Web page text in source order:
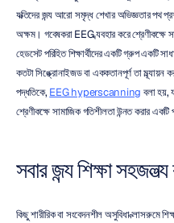
ব্যক্তিদের জন্য আরো সমৃদ্ধ শেখার অভিজ্ঞতার পথ
অক্ষম। গবেষকরা EEG ব্যবহার করে শ্রেণীকক্ষে
হেডসেট পরিহিত শিক্ষার্থীদের একটি গ্রুপ একটি
কতটা সিঙ্ক্রোনাইজড বা এককতানপূর্ণ তা
পদ্ধতিকে, EEG hyperscanning বলা হয়,
শ্রেণীকক্ষে সামাজিক গতিশীলতা উন্নত করার একটি
সবার জন্য শিক্ষা
কিছু শারীরিক বা সংবেদনশীল অসুবিধা ক্লাসরুমে